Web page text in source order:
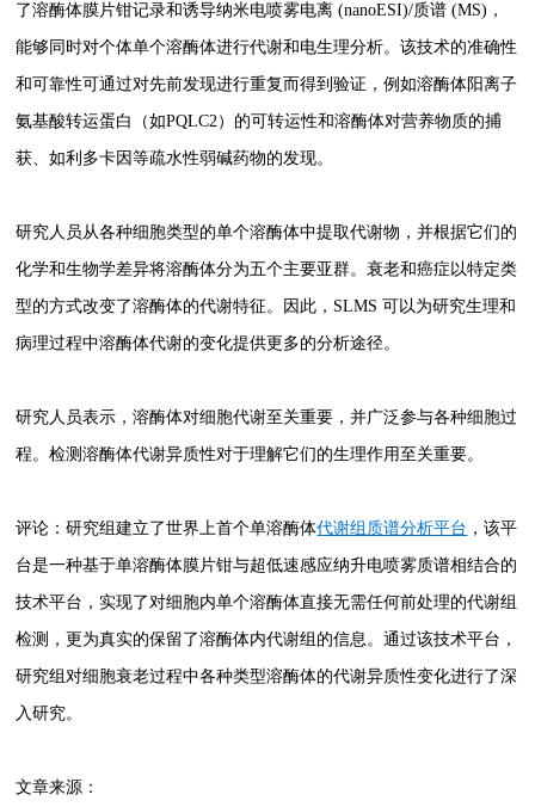
了溶酶体膜片钳记录和诱导纳米电喷雾电离 (nanoESI)/质谱 (MS)，
能够同时对个体单个溶酶体进行代谢和电生理分析。该技术的准确性
和可靠性可通过对先前发现进行重复而得到验证，例如溶酶体阳离子
氨基酸转运蛋白（如PQLC2）的可转运性和溶酶体对营养物质的捕
获、如利多卡因等疏水性弱碱药物的发现。
研究人员从各种细胞类型的单个溶酶体中提取代谢物，并根据它们的
化学和生物学差异将溶酶体分为五个主要亚群。衰老和癌症以特定类
型的方式改变了溶酶体的代谢特征。因此，SLMS 可以为研究生理和
病理过程中溶酶体代谢的变化提供更多的分析途径。
研究人员表示，溶酶体对细胞代谢至关重要，并广泛参与各种细胞过
程。检测溶酶体代谢异质性对于理解它们的生理作用至关重要。
评论：研究组建立了世界上首个单溶酶体代谢组质谱分析平台 ，该平
台是一种基于单溶酶体膜片钳与超低速感应纳升电喷雾质谱相结合的
技术平台，实现了对细胞内单个溶酶体直接无需任何前处理的代谢组
检测，更为真实的保留了溶酶体内代谢组的信息。通过该技术平台，
研究组对细胞衰老过程中各种类型溶酶体的代谢异质性变化进行了深
入研究。
文章来源：